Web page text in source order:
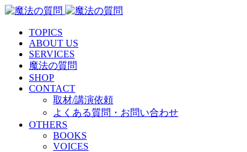
TOPICS
ABOUT US
SERVICES
魔法の質問
SHOP
CONTACT
取材/講演依頼
よくある質問・お問い合わせ
OTHERS
BOOKS
VOICES